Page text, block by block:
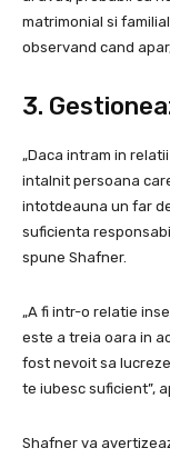
matrimonial si
observand cand
3.
„Daca intram in
intalnit persoana
intotdeauna un far
suficienta
spune Shafner.
„A fi intr-o relatie
este a treia oara in
fost nevoit sa
te iubesc suficient”,
Shafner va